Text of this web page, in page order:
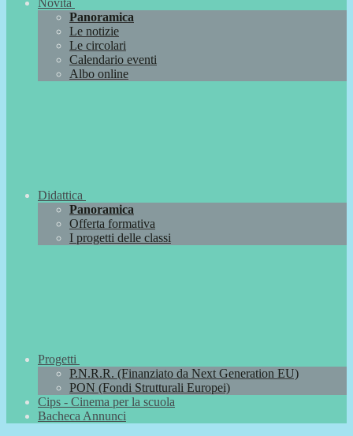
Novità
Panoramica
Le notizie
Le circolari
Calendario eventi
Albo online
Didattica
Panoramica
Offerta formativa
I progetti delle classi
Progetti
P.N.R.R. (Finanziato da Next Generation EU)
PON (Fondi Strutturali Europei)
Cips - Cinema per la scuola
Bacheca Annunci